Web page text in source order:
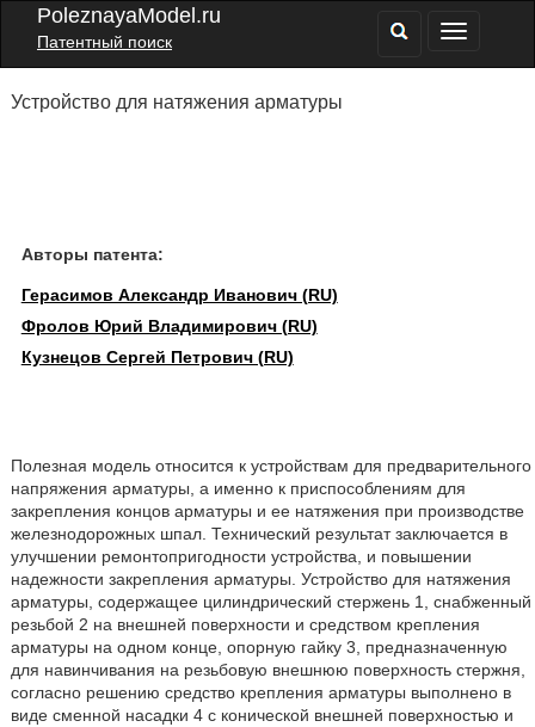
PoleznayaModel.ru
Патентный поиск
Устройство для натяжения арматуры
Авторы патента:
Герасимов Александр Иванович (RU)
Фролов Юрий Владимирович (RU)
Кузнецов Сергей Петрович (RU)
Полезная модель относится к устройствам для предварительного
напряжения арматуры, а именно к приспособлениям для
закрепления концов арматуры и ее натяжения при производстве
железнодорожных шпал. Технический результат заключается в
улучшении ремонтопригодности устройства, и повышении
надежности закрепления арматуры. Устройство для натяжения
арматуры, содержащее цилиндрический стержень 1, снабженный
резьбой 2 на внешней поверхности и средством крепления
арматуры на одном конце, опорную гайку 3, предназначенную
для навинчивания на резьбовую внешнюю поверхность стержня,
согласно решению средство крепления арматуры выполнено в
виде сменной насадки 4 с конической внешней поверхностью и